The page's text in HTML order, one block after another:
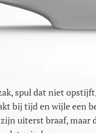
spul dat niet
bij tijd en wijle een
uiterst braaf,